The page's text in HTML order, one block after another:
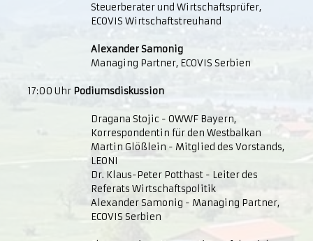
Steuerberater und Wirtschaftsprüfer,
ECOVIS Wirtschaftstreuhand
Alexander Samonig
Managing Partner, ECOVIS Serbien
17:00 Uhr Podiumsdiskussion
Dragana Stojic - OWWF Bayern,
Korrespondentin für den Westbalkan
Martin Glößlein - Mitglied des Vorstands,
LEONI
Dr. Klaus-Peter Potthast - Leiter des
Referats Wirtschaftspolitik
Alexander Samonig - Managing Partner,
ECOVIS Serbien